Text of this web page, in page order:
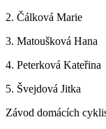
2. Čálková Marie
3. Matoušková Hana
4. Peterková Kateřina
5. Švejdová Jitka
Závod domácích